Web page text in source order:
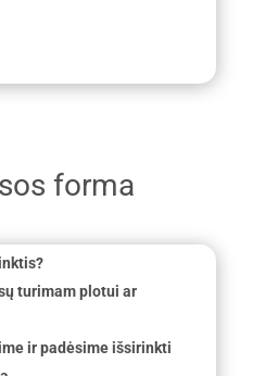
forma
turimam plotui ar
ir padėsime išsirinkti